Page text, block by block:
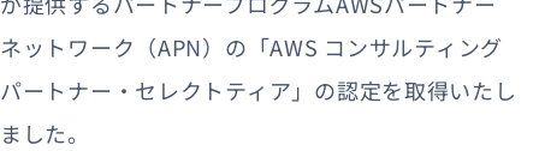
ネットワーク（APN）の「AWS コンサルティング
パートナー・セレクトティア」の認定を取得いたし
ました。